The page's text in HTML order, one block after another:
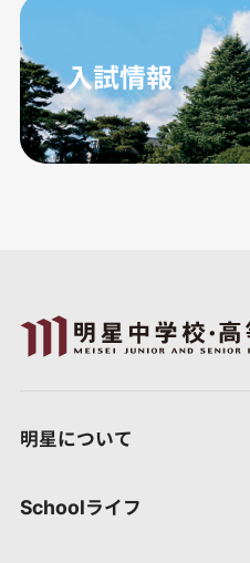
入試情報
明星について
Schoolライフ